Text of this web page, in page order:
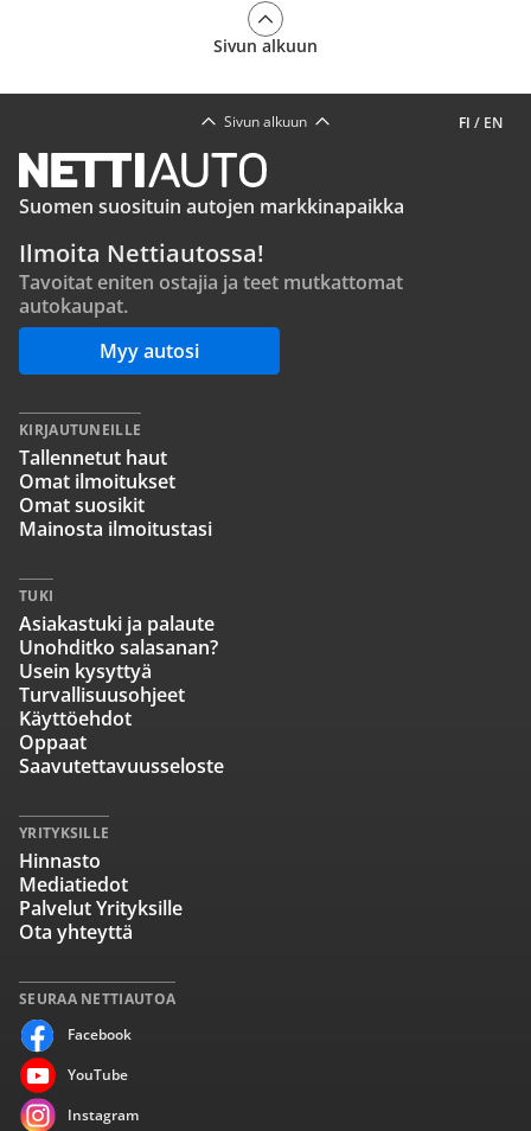
Sivun alkuun
FI / EN
Sivun alkuun
Suomen suosituin autojen markkinapaikka
Ilmoita Nettiautossa!
Tavoitat eniten ostajia ja teet mutkattomat
autokaupat.
Myy autosi
SEURAA NETTIAUTOA
Facebook
YouTube
Instagram
KIRJAUTUNEILLE
Tallennetut haut
Omat ilmoitukset
Omat suosikit
Mainosta ilmoitustasi
TUKI
Asiakastuki ja palaute
Unohditko salasanan?
Usein kysyttyä
Turvallisuusohjeet
Käyttöehdot
Oppaat
Saavutettavuusseloste
YRITYKSILLE
Hinnasto
Mediatiedot
Palvelut Yrityksille
Ota yhteyttä